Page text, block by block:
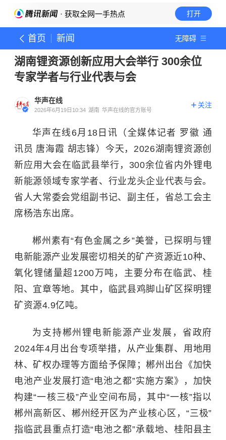
· 获取全网一手热点 打开
首页 新闻 无障碍
湖南锂资源创新应用大会举行 300余位
专家学者与行业代表与会
华声在线
2026年6月19日10:34 湖南 华声在线的官方账号
关注
华声在线6月18日讯（全媒体记者 罗徽 通
讯员 唐海霞 胡志锋）今天，2026湖南锂资源创
新应用大会在临武县举行，300余位省内外锂电
新能源领域专家学者、行业龙头企业代表与会。
省人大常委会党组副书记、副主任，省总工会主
席杨浩东出席。
郴州素有“有色金属之乡”美誉，已探明与锂
电新能源产业发展密切相关的矿产资源近10种、
氧化锂储量超1200万吨，主要分布在临武、桂
阳、宜章等地。其中，临武县鸡脚山矿区探明锂
矿资源4.9亿吨。
为支持郴州锂电新能源产业发展，省政府
2024年4月出台专项举措，从产业集群、用地用
林、矿权办理等方面给予保障；郴州出台《加快
电池产业发展打造“电池之都”实施方案》，加快
构建“一核三极”产业空间布局，其中“一核”指以
郴州高新区、郴州经开区为产业核心区，“三极”
指临武县重点打造“电池之都”承载地、桂阳县主